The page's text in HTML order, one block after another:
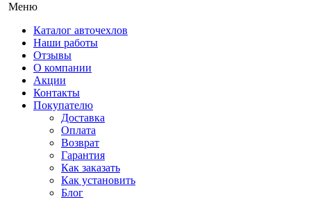
Меню
Каталог авточехлов
Наши работы
Отзывы
О компании
Акции
Контакты
Покупателю
Доставка
Оплата
Возврат
Гарантия
Как заказать
Как установить
Блог